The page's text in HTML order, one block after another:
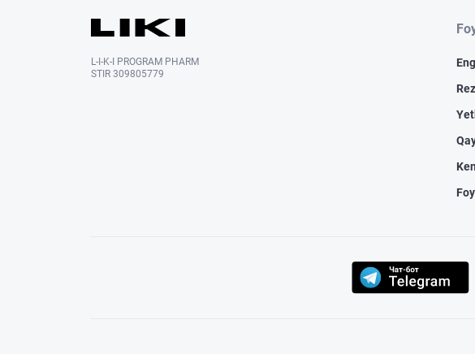
L-I-K-I PROGRAM PHARM
STIR 309805779